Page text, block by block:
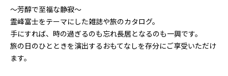
〜芳醇で至福な静寂〜
霊峰富士をテーマにした雑誌や旅のカタログ。
手にすれば、時の過ぎるのも忘れ長居となるのも一興です。
旅の日のひとときを演出するおもてなしを存分にご享受いただけ
ます。